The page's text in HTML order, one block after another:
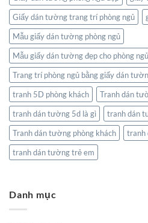
Giấy dán tường trang trí phòng ngủ
Mẫu giấy dán tường phòng ngủ
Mẫu giấy dán tường đẹp cho phòng ngủ
Trang trí phòng ngủ bằng giấy dán
tranh 5D phòng khách
Tranh dán
tranh dán tường 5d là gì
tranh dán
Tranh dán tường phòng khách
tranh
tranh dán tường trẻ em
Danh mục